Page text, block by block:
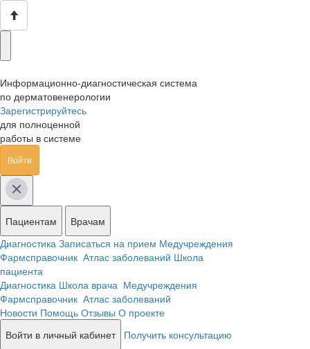
Информационно-диагностическая система
по дерматовенерологии
Зарегистрируйтесь
для полноценной
работы в системе
Войти
Пациентам
Врачам
Диагностика Записаться на прием Медучреждения
Фармсправочник Атлас заболеваний Школа
пациента
Диагностика Школа врача Медучреждения
Фармсправочник Атлас заболеваний
Новости Помощь Отзывы О проекте
Войти в личный кабинет
Получить консультацию